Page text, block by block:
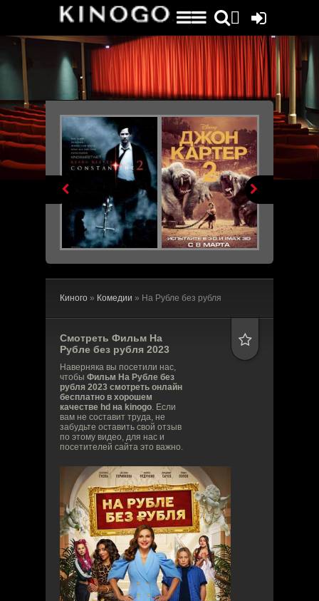
File engine/metagen.php not found.
 
Киного » Комедии » На Рубле без рубля
Смотреть Фильм На
Рубле без рубля 2023
Наверняка вы посетили нас,
чтобы Фильм На Рубле без
рубля 2023 смотреть онлайн
бесплатно в хорошем
качестве hd на kinogo. Если
вам не составит труда, не
забудьте оставить свой отзыв
по этому видео, для нас и
посетителей сайта это важно.